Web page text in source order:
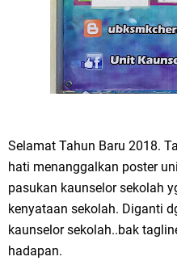
Selamat Tahun Baru 2018.
hati menanggalkan poster
pasukan kaunselor sekolah
kenyataan sekolah. Diganti
kaunselor sekolah..bak
hadapan.